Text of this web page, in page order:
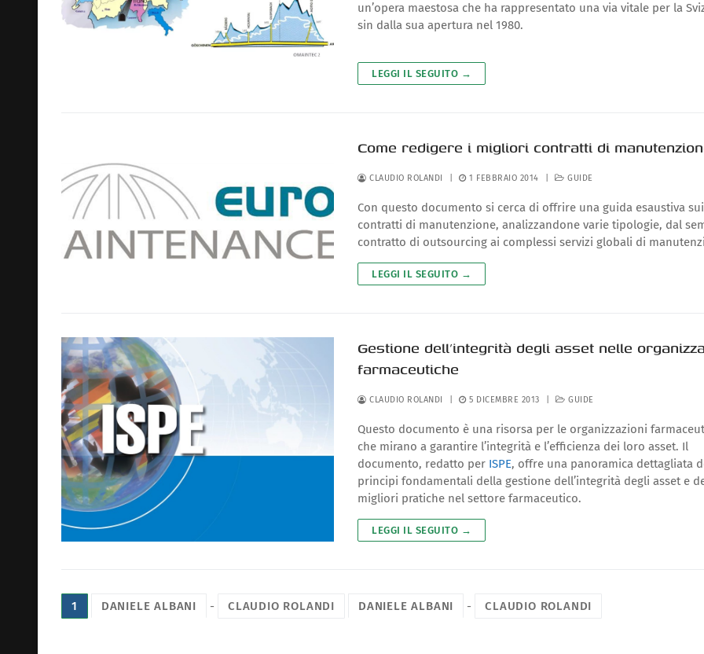
un’opera maestosa che ha rappresentato una via vitale per la
sin dalla sua apertura nel 1980.
LEGGI IL SEGUITO →
Come redigere i migliori contratti di
CLAUDIO ROLANDI 1 FEBBRAIO 2014 GUIDE
Con questo documento si cerca di offrire una guida esaustiva sui
contratti di manutenzione, analizzandone varie tipologie, dal
contratto di outsourcing ai complessi servizi globali di
LEGGI IL SEGUITO →
Gestione dell’integrità degli asset nelle
farmaceutiche
CLAUDIO ROLANDI 5 DICEMBRE 2013 GUIDE
Questo documento è una risorsa per le organizzazioni
che mirano a garantire l’integrità e l’efficienza dei loro asset. Il
documento, redatto per ISPE, offre una panoramica dettagliata
principi fondamentali della gestione dell’integrità degli asset e
migliori pratiche nel settore farmaceutico.
LEGGI IL SEGUITO →
Paginazione
1 DANIELE ALBANI - CLAUDIO ROLANDI DANIELE ALBANI - CLAUDIO ROLANDI